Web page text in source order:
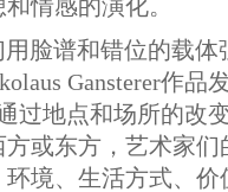
情感的演化。
脸谱和错位的载
Gansterer作
过地点和场所的改
或东方，艺术家
境、生活方式、